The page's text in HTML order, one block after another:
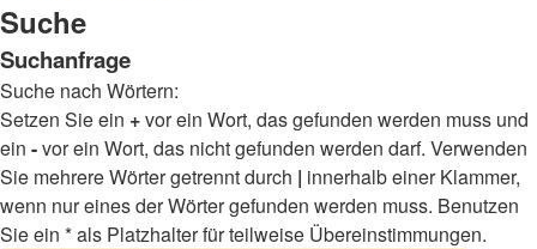
Suche
Suchanfrage
Suche nach Wörtern:
Setzen Sie ein +vor ein Wort, das gefunden werden muss und
ein -vor ein Wort, das nicht gefunden werden darf. Verwenden
Sie mehrere Wörter getrennt durch | innerhalb einer Klammer,
wenn nur eines der Wörter gefunden werden muss. Benutzen
Sie ein * als Platzhalter für teilweise Übereinstimmungen.